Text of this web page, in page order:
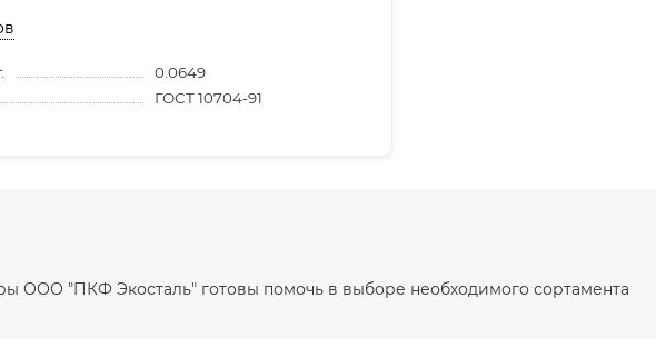
0.0649
ГОСТ 10704-91
ООО "ПКФ Экосталь" готовы помочь в выборе необходимого сортамента